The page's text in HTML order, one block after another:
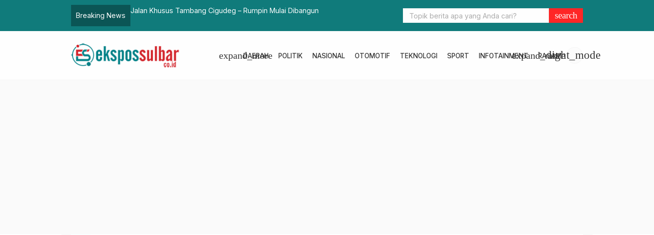
Breaking News
Presiden Jokowi Cek Harga dan Ketersediaan Bahan Pangan di Pasar Minggu
Pemprov Sulbar Hadiri Rakor Integrasi Data SIGIZI–PASTIPADU untuk Percepat
Penanganan Stunting
search
DAERAH
expand_more POLITIK NASIONAL OTOMOTIF TEKNOLOGI SPORT INFOTAINMENT RAGAM
expand_morelight_mode